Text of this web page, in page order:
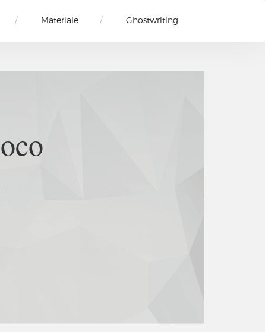
Materiale Ghostwriting